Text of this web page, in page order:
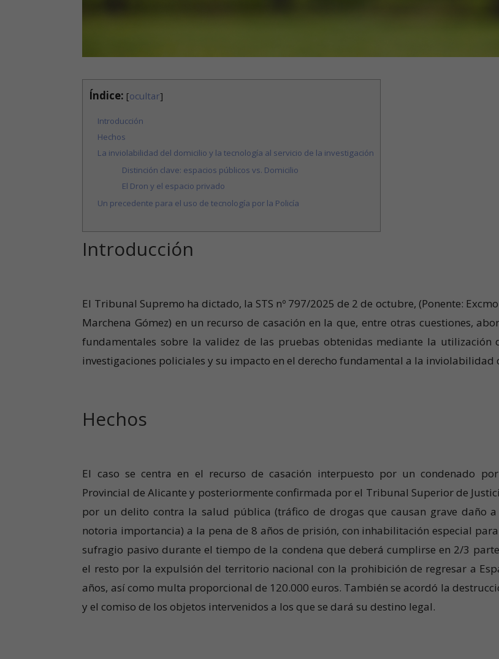
Índice: [ocultar]
Introducción
Hechos
La inviolabilidad del domicilio y la tecnología al servicio de la investigación
Distinción clave: espacios públicos vs. Domicilio
El Dron y el espacio privado
Un precedente para el uso de tecnología por la Policía
Introducción
El Tribunal Supremo ha dictado, la STS nº 797/2025 de 2 de octubre, (Ponente:
Marchena Gómez) en un recurso de casación en la que, entre otras cuestiones,
fundamentales sobre la validez de las pruebas obtenidas mediante la utilización
investigaciones policiales y su impacto en el derecho fundamental a la inviolabilidad
Hechos
El caso se centra en el recurso de casación interpuesto por un condenado
Provincial de Alicante y posteriormente confirmada por el Tribunal Superior de
por un delito contra la salud pública (tráfico de drogas que causan grave daño
notoria importancia) a la pena de 8 años de prisión, con inhabilitación especial
sufragio pasivo durante el tiempo de la condena que deberá cumplirse en 2/3
el resto por la expulsión del territorio nacional con la prohibición de regresar a
años, así como multa proporcional de 120.000 euros. También se acordó la
y el comiso de los objetos intervenidos a los que se dará su destino legal.